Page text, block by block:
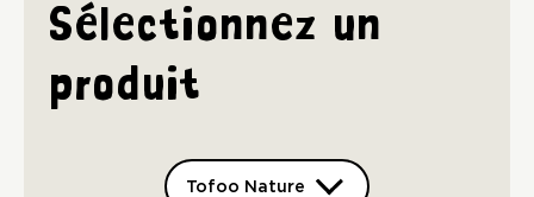
Sélectionnez un
produit